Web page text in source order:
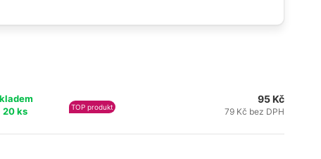
20 ks
TOP produkt
95 Kč
79 Kč bez DPH